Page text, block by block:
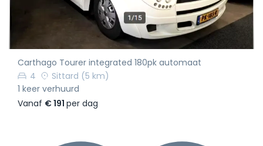
Carthago Tourer integrated 180pk automaat
4
Sittard (5 km)
1 keer verhuurd
Vanaf € 191 per dag